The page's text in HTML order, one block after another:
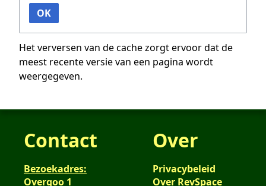
OK
Het verversen van de cache zorgt ervoor dat de
meest recente versie van een pagina wordt
weergegeven.
Contact
Bezoekadres:
Overgoo 1
Over
Privacybeleid
Over RevSpace